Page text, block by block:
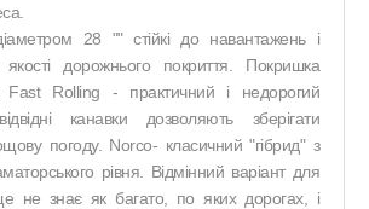
28 "" стійкі до навантажень і
якості дорожнього покриття. Покришка
Fast Rolling - практичний і недорогий
канавки дозволяють зберігати
погоду. Norco- класичний "гібрид" з
рівня. Відмінний варіант для
не знає як багато, по яких дорогах, і